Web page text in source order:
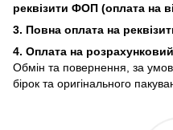
реквізити ФОП (оплата на
3. Повна оплата на
4. Оплата на розрахунковий
Обмін та повернення, за
бірок та оригінального